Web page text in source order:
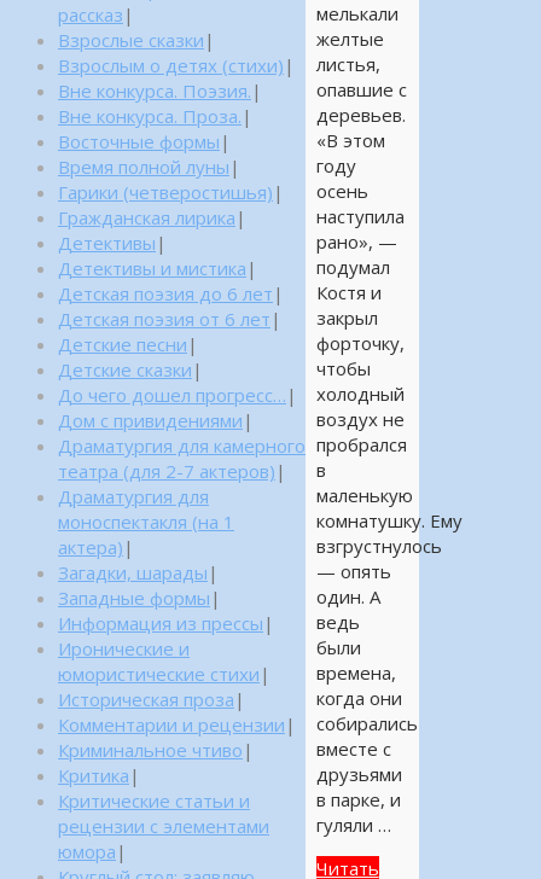
мелькали
желтые
листья,
опавшие с
деревьев.
«В этом
году
осень
наступила
рано», —
подумал
Костя и
закрыл
форточку,
чтобы
холодный
воздух не
пробрался
в
маленькую
комнатушку. Ему
взгрустнулось
— опять
один. А
ведь
были
времена,
когда они
собирались
вместе с
друзьями
в парке, и
гуляли …
Читать
рассказ |
Взрослые сказки |
Взрослым о детях (стихи) |
Вне конкурса. Поэзия. |
Вне конкурса. Проза. |
Восточные формы |
Время полной луны |
Гарики (четверостишья) |
Гражданская лирика |
Детективы |
Детективы и мистика |
Детская поэзия до 6 лет |
Детская поэзия от 6 лет |
Детские песни |
Детские сказки |
До чего дошел прогресс… |
Дом с привидениями |
Драматургия для камерного
театра (для 2-7 актеров) |
Драматургия для
моноспектакля (на 1
актера) |
Загадки, шарады |
Западные формы |
Информация из прессы |
Иронические и
юмористические стихи |
Историческая проза |
Комментарии и рецензии |
Криминальное чтиво |
Критика |
Критические статьи и
рецензии с элементами
юмора |